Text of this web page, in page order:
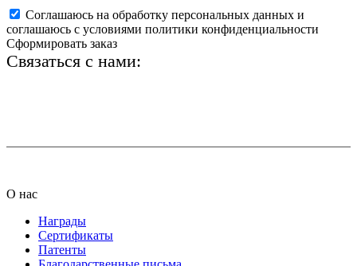
Соглашаюсь на обработку персональных данных и
соглашаюсь с условиями политики конфиденциальности
Сформировать заказ
Связаться с нами:
О нас
Награды
Сертификаты
Патенты